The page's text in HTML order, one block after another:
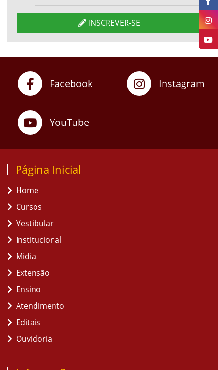
INSCREVER-SE
Facebook Instagram
YouTube
Página Inicial
Home
Cursos
Vestibular
Institucional
Midia
Extensão
Ensino
Atendimento
Editais
Ouvidoria